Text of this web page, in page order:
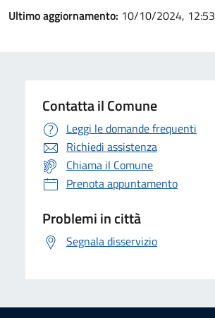
Ultimo aggiornamento: 10/10/2024, 12:53
Contatta il Comune
Leggi le domande frequenti
Richiedi assistenza
Chiama il Comune
Prenota appuntamento
Problemi in città
Segnala disservizio